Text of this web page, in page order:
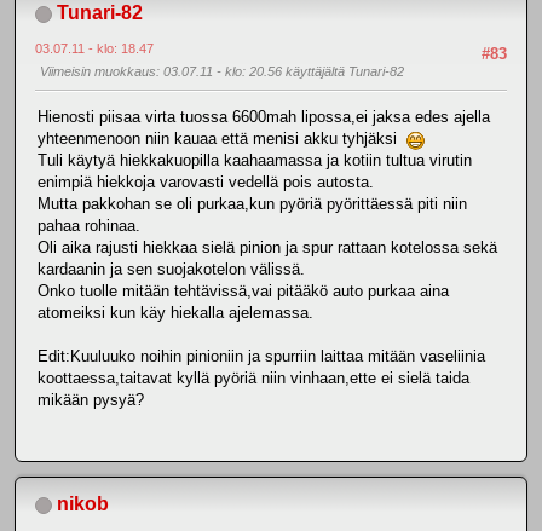
Tunari-82
#83
03.07.11 - klo: 18.47
Viimeisin muokkaus: 03.07.11 - klo: 20.56 käyttäjältä Tunari-82
Hienosti piisaa virta tuossa 6600mah lipossa,ei jaksa edes ajella
yhteenmenoon niin kauaa että menisi akku tyhjäksi
Tuli käytyä hiekkakuopilla kaahaamassa ja kotiin tultua virutin
enimpiä hiekkoja varovasti vedellä pois autosta.
Mutta pakkohan se oli purkaa,kun pyöriä pyörittäessä piti niin
pahaa rohinaa.
Oli aika rajusti hiekkaa sielä pinion ja spur rattaan kotelossa sekä
kardaanin ja sen suojakotelon välissä.
Onko tuolle mitään tehtävissä,vai pitääkö auto purkaa aina
atomeiksi kun käy hiekalla ajelemassa.
Edit:Kuuluuko noihin pinioniin ja spurriin laittaa mitään vaseliinia
koottaessa,taitavat kyllä pyöriä niin vinhaan,ette ei sielä taida
mikään pysyä?
nikob